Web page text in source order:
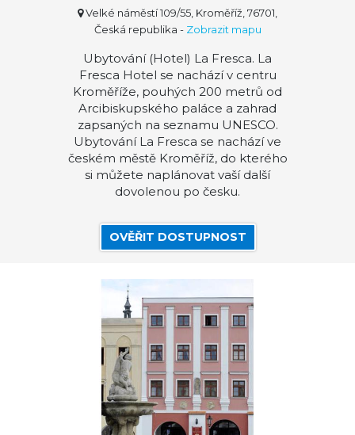
Velké náměstí 109/55, Kroměříž, 76701,
Česká republika - Zobrazit mapu
Ubytování (Hotel) La Fresca. La
Fresca Hotel se nachází v centru
Kroměříže, pouhých 200 metrů od
Arcibiskupského paláce a zahrad
zapsaných na seznamu UNESCO.
Ubytování La Fresca se nachází ve
českém městě Kroměříž, do kterého
si můžete naplánovat vaší další
dovolenou po česku.
OVĚŘIT DOSTUPNOST